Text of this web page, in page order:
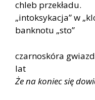
chleb przekładu.
„intoksykacja” w
banknotu „sto”
czarnoskóra
lat
Że na koniec się